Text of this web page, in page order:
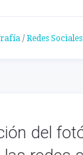
/ Redes Sociales
del